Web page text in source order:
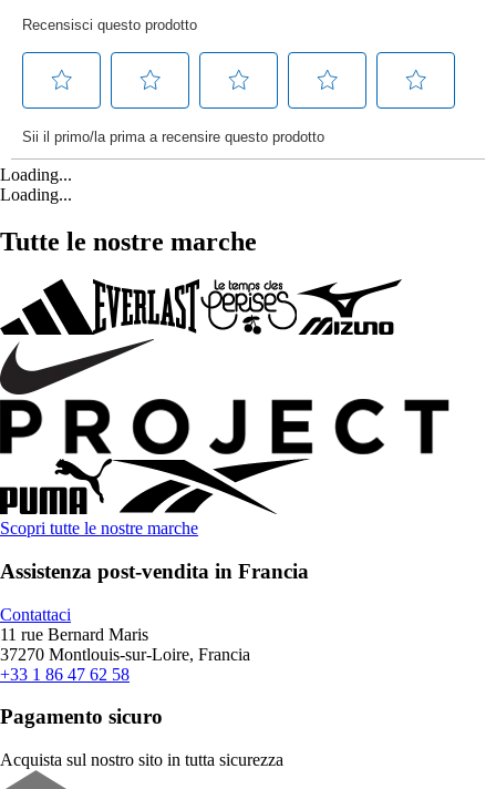
Loading...
Loading...
Tutte le nostre marche
Scopri tutte le nostre marche
Assistenza post-vendita in Francia
Contattaci
11 rue Bernard Maris
37270 Montlouis-sur-Loire, Francia
+33 1 86 47 62 58
Pagamento sicuro
Acquista sul nostro sito in tutta sicurezza